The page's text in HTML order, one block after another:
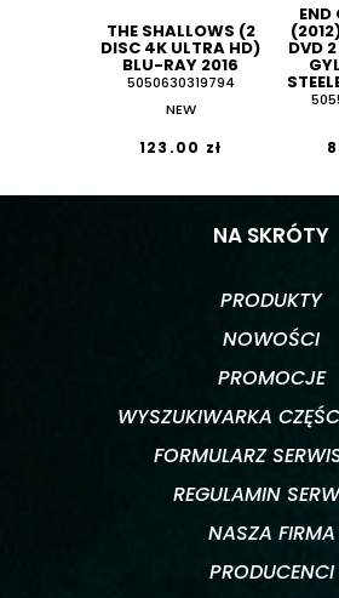
THE SHALLOWS (2
DISC 4K ULTRA HD)
BLU-RAY 2016
5050630319794
NEW
123.00 zł
END
DVD
NA SKRÓTY
PRODUKTY
NOWOŚCI
PROMOCJE
WYSZUKIWARKA
FORMULARZ
REGULAMIN
NASZA FIRMA
PRODUCENCI